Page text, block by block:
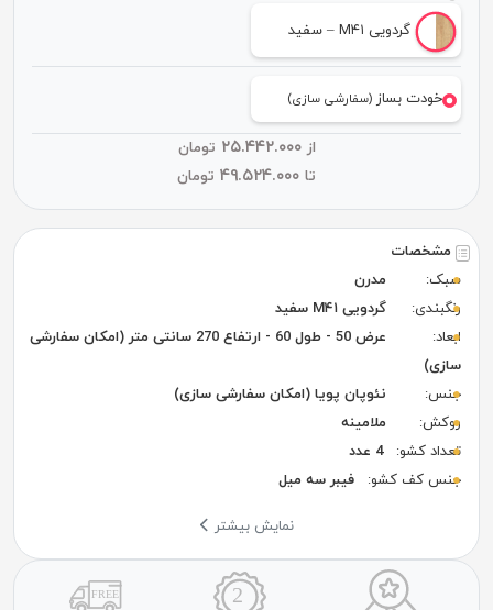
مشخصات
سبک:
مدرن
رنگبندی:
گردویی M۴۱ سفید
ابعاد:
عرض 50 - طول 60 - ارتفاع 270 سانتی متر (امکان سفارشی
سازی)
جنس:
نئوپان پویا (امکان سفارشی سازی)
روکش:
ملامینه
تعداد کشو:
4 عدد
جنس کف کشو:
فیبر سه میل
نمایش بیشتر
گردویی M۴۱ – سفید
خودت بساز(سفارشی سازی)
از۲۵.۴۴۲.۰۰۰
تومان
تا
تومان